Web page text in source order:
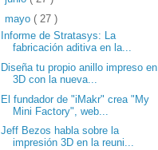
mayo ( 27 )
Informe de Stratasys: La
fabricación aditiva en la...
Diseña tu propio anillo impreso en
3D con la nueva...
El fundador de "iMakr" crea "My
Mini Factory", web...
Jeff Bezos habla sobre la
impresión 3D en la reuni...